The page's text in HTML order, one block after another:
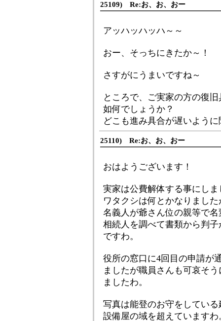
25109) Re:お、お、おー
アッハッハッハ～～
おー、そっちにきたか～！
さすがにうまいですね～
ところで、ご実家の方の復旧
如何でしょうか？
どこも進み具合が遅いよう
25110) Re:お、お、おー
おはようございます！
実家は公費解体する事にしま
ワタクシは何とかなりまし
名義人が爺さん位の親等で
相続人を調べて書類から判
ですわ。
役所の窓口に4回目の申請が
ましたが職員さんも可哀そ
ましたわ。
写真は能登のお守をしてい
設備屋の域を超えていますわ